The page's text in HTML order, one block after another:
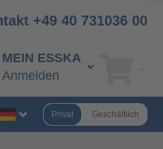
+49 40 731036 00
MEIN ESSKA
Anmelden
Privat Geschäftlich